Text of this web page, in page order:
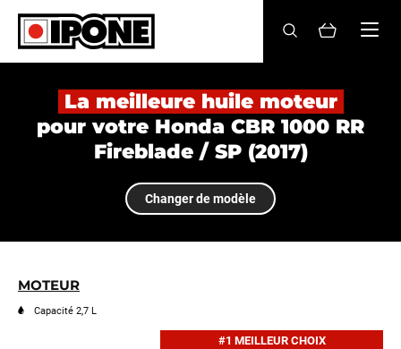
Ipone
HUILES MOTEUR
ENTRETIEN
MAINTENANCE
Revendeurs
La meilleure huile moteur
pour votre Honda CBR 1000 RR
Fireblade / SP (2017)
Changer de modèle
MOTEUR
Capacité 2,7 L
#1 MEILLEUR CHOIX